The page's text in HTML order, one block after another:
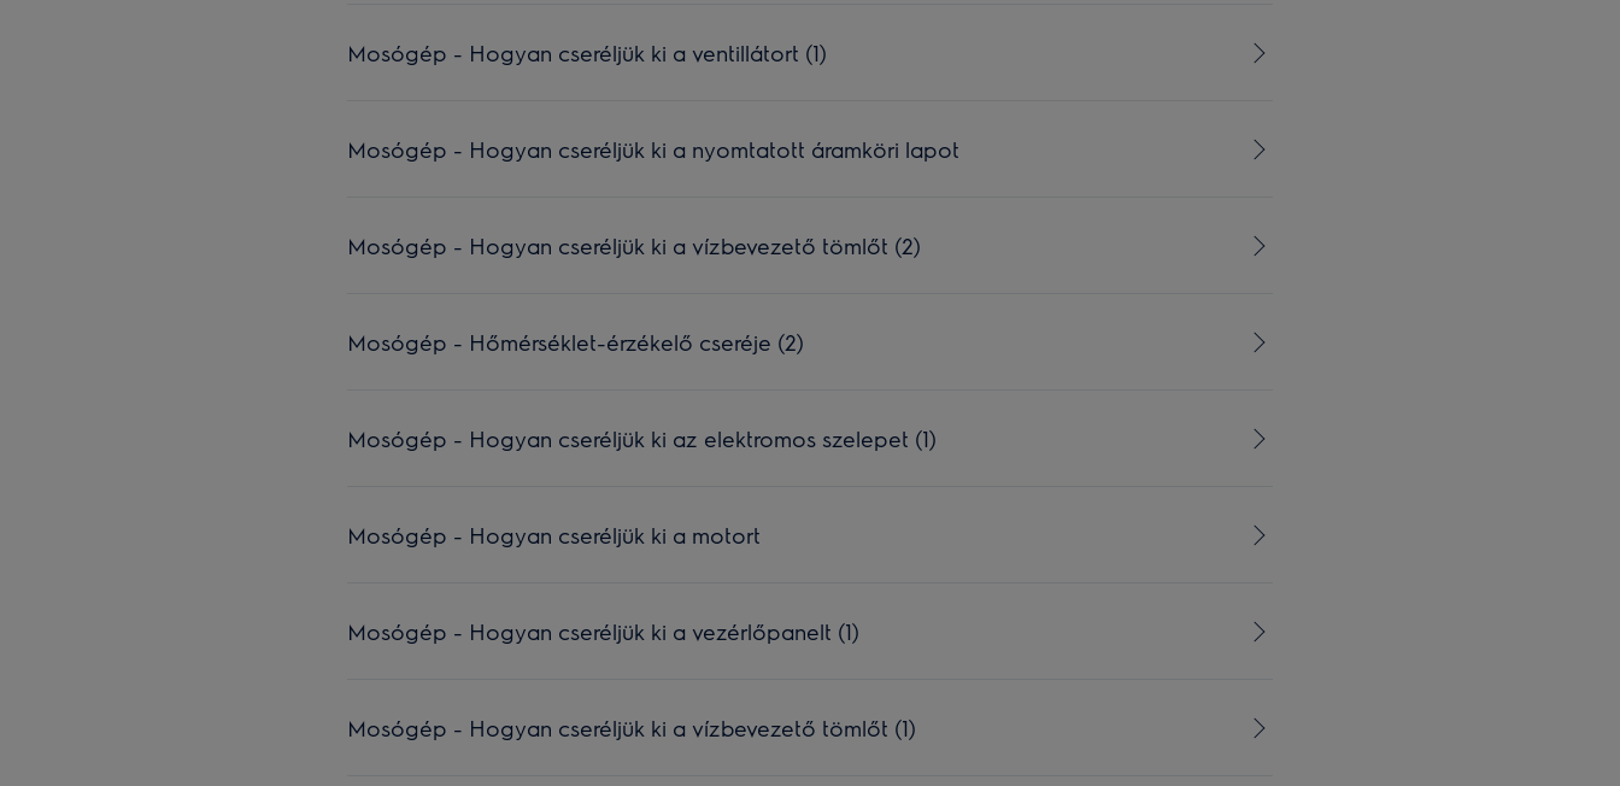
Mosógép - Hogyan cseréljük ki a ventillátort (1)
Mosógép - Hogyan cseréljük ki a nyomtatott áramköri lapot
Mosógép - Hogyan cseréljük ki a vízbevezető tömlőt (2)
Mosógép - Hőmérséklet-érzékelő cseréje (2)
Mosógép - Hogyan cseréljük ki az elektromos szelepet (1)
Mosógép - Hogyan cseréljük ki a motort
Mosógép - Hogyan cseréljük ki a vezérlőpanelt (1)
Mosógép - Hogyan cseréljük ki a vízbevezető tömlőt (1)